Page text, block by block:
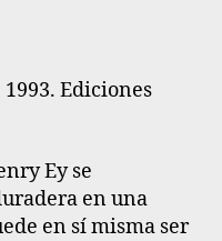
Ediciones
Ey se
en una
en sí misma ser